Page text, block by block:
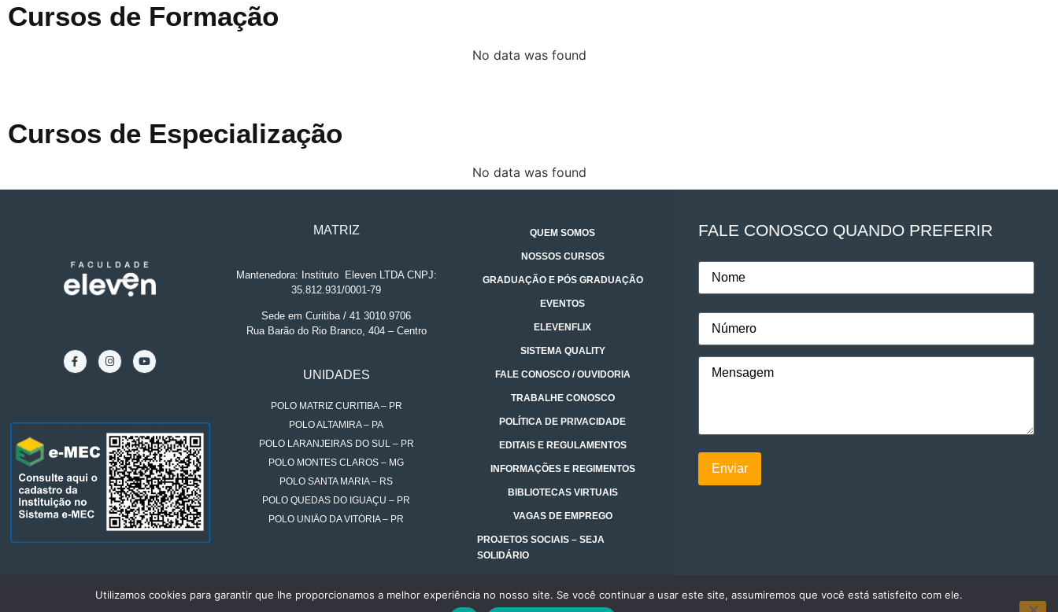
Cursos de Formação
No data was found
Cursos de Especialização
No data was found
MATRIZ
Mantenedora: Instituto.
Eleven LTDA CNPJ:
35.812.931/0001-79
Sede em Curitiba / 41 3010.9706
Rua Barão do Rio Branco, 404 – Centro
UNIDADES
POLO MATRIZ CURITIBA – PR
POLO ALTAMIRA – PA
POLO LARANJEIRAS DO SUL – PR
POLO MONTES CLAROS – MG
POLO SANTA MARIA – RS
POLO QUEDAS DO IGUAÇU – PR
POLO UNIÃO DA VITÓRIA – PR
QUEM SOMOS
NOSSOS CURSOS
GRADUAÇÃO E PÓS GRADUAÇÃO
EVENTOS
ELEVENFLIX
SISTEMA QUALITY
FALE CONOSCO / OUVIDORIA
TRABALHE CONOSCO
POLÍTICA DE PRIVACIDADE
EDITAIS E REGULAMENTOS
INFORMAÇÕES E REGIMENTOS
BIBLIOTECAS VIRTUAIS
VAGAS DE EMPREGO
PROJETOS SOCIAIS – SEJA
SOLIDÁRIO
FALE CONOSCO QUANDO PREFERIR
Utilizamos cookies para garantir que lhe proporcionamos a melhor experiência no nosso site. Se você continuar a usar este site, assumiremos que você está satisfeito com ele.